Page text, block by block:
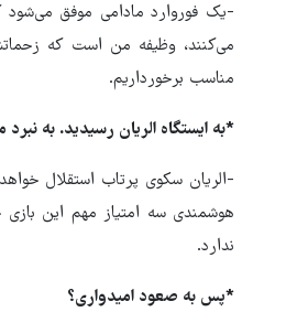
-یک فوروارد مادامی موفق می‌شود
می‌کنند، وظیفه من است که
مناسب برخورداریم.
*به ایستگاه الریان رسیدید. به
-الریان سکوی پرتاب استقلال
هوشمندی سه امتیاز مهم این
ندارد.
*پس به صعود امیدواری؟